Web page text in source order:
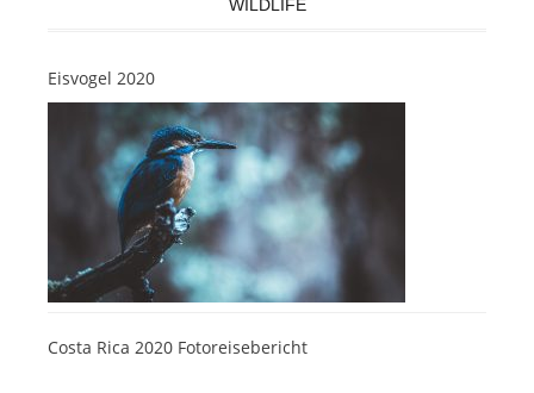
WILDLIFE
Eisvogel 2020
Costa Rica 2020 Fotoreisebericht